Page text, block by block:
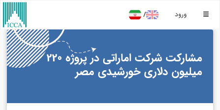
ورود /
مشارکت شرکت اماراتی در پروژه 220
میلیون دلاری خورشیدی مصر